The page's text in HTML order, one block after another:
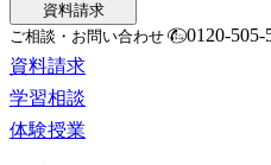
資料請求
ご相談・お問い合わせ
0120-505-
資料請求
学習相談
体験授業